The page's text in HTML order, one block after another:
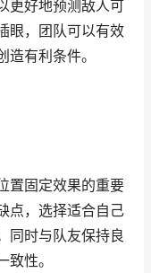
更好地预测敌人可
眼，团队可以有效
有利条件。
置固定效果的重要
点，选择适合自己
同时与队友保持良
性。